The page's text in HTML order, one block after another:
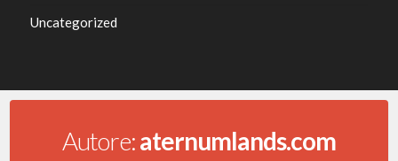
Uncategorized
Autore:aternumlands.com